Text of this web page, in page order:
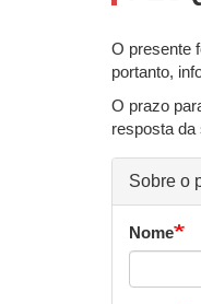
O presente
portanto,
O prazo
resposta da
Sobre o
Nome